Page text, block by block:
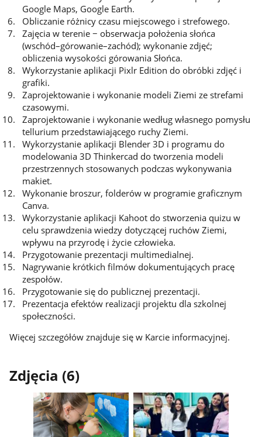
Google Maps, Google Earth.
Obliczanie różnicy czasu miejscowego i strefowego.
Zajęcia w terenie − obserwacja położenia słońca
(wschód–górowanie–zachód); wykonanie zdjęć;
obliczenia wysokości górowania Słońca.
Wykorzystanie aplikacji Pixlr Edition do obróbki zdjęć i
grafiki.
Zaprojektowanie i wykonanie modeli Ziemi ze strefami
czasowymi.
Zaprojektowanie i wykonanie według własnego pomysłu
tellurium przedstawiającego ruchy Ziemi.
Wykorzystanie aplikacji Blender 3D i programu do
modelowania 3D Thinkercad do tworzenia modeli
przestrzennych stosowanych podczas wykonywania
makiet.
Wykonanie broszur, folderów w programie graficznym
Canva.
Wykorzystanie aplikacji Kahoot do stworzenia quizu w
celu sprawdzenia wiedzy dotyczącej ruchów Ziemi,
wpływu na przyrodę i życie człowieka.
Przygotowanie prezentacji multimedialnej.
Nagrywanie krótkich filmów dokumentujących pracę
zespołów.
Przygotowanie się do publicznej prezentacji.
Prezentacja efektów realizacji projektu dla szkolnej
społeczności.
Więcej szczegółów znajduje się w Karcie informacyjnej.
Zdjęcia (6)